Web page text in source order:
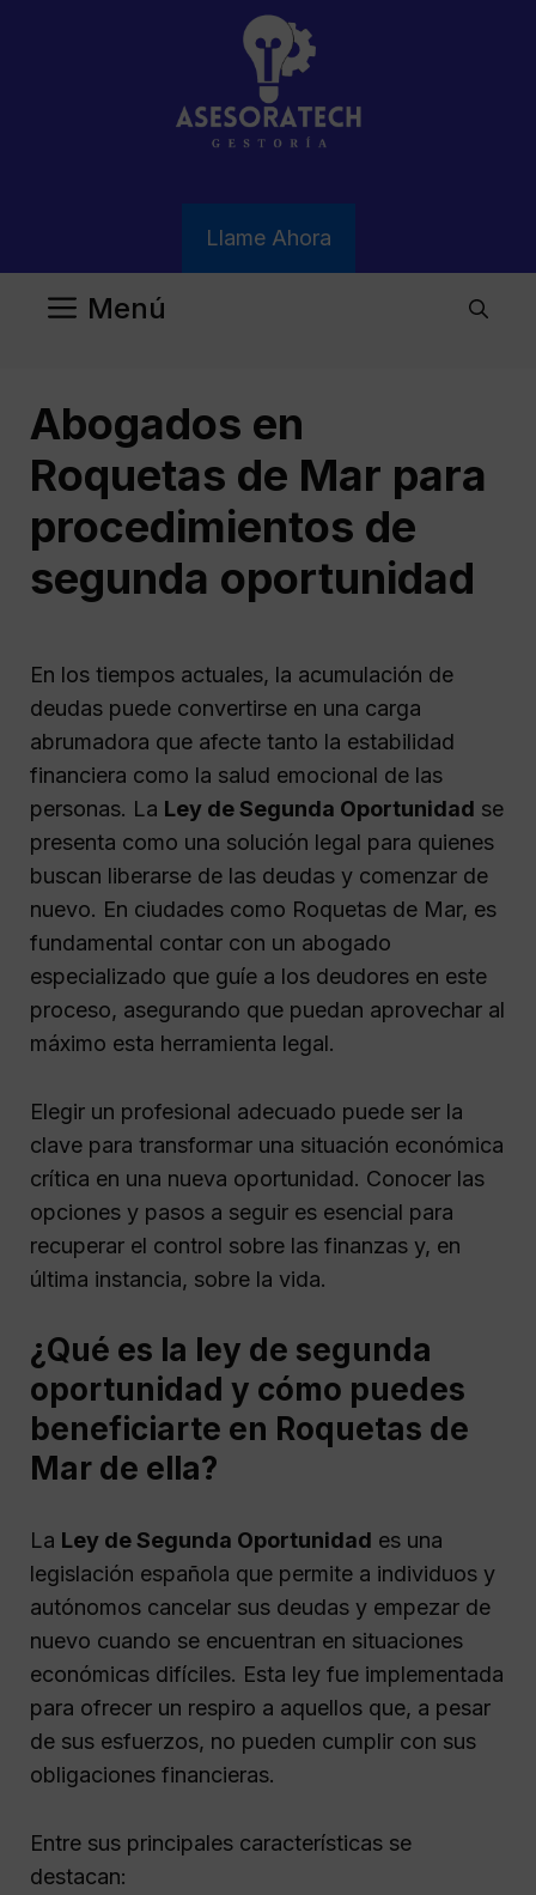
Llame Ahora
Menú
Abogados en
Roquetas de Mar para
procedimientos de
segunda oportunidad
En los tiempos actuales, la acumulación de
deudas puede convertirse en una carga
abrumadora que afecte tanto la estabilidad
financiera como la salud emocional de las
personas. La Ley de Segunda Oportunidad se
presenta como una solución legal para quienes
buscan liberarse de las deudas y comenzar de
nuevo. En ciudades como Roquetas de Mar, es
fundamental contar con un abogado
especializado que guíe a los deudores en este
proceso, asegurando que puedan aprovechar al
máximo esta herramienta legal.
Elegir un profesional adecuado puede ser la
clave para transformar una situación económica
crítica en una nueva oportunidad. Conocer las
opciones y pasos a seguir es esencial para
recuperar el control sobre las finanzas y, en
última instancia, sobre la vida.
¿Qué es la ley de segunda
oportunidad y cómo puedes
beneficiarte en Roquetas de
Mar de ella?
La Ley de Segunda Oportunidad es una
legislación española que permite a individuos y
autónomos cancelar sus deudas y empezar de
nuevo cuando se encuentran en situaciones
económicas difíciles. Esta ley fue implementada
para ofrecer un respiro a aquellos que, a pesar
de sus esfuerzos, no pueden cumplir con sus
obligaciones financieras.
Entre sus principales características se
destacan: